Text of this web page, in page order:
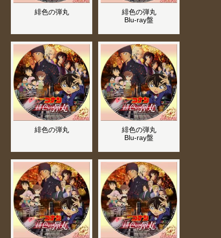
緋色の弾丸
緋色の弾丸
Blu-ray盤
緋色の弾丸
緋色の弾丸
Blu-ray盤